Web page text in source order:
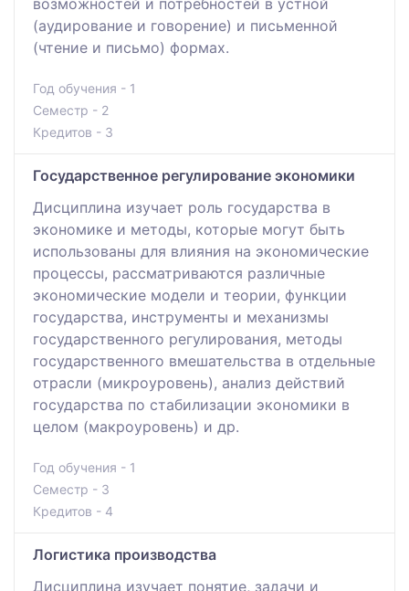
(аудирование и говорение) и письменной
(чтение и письмо) формах.
Год обучения - 1
Семестр - 2
Кредитов - 3
Государственное регулирование экономики
Дисциплина изучает роль государства в
экономике и методы, которые могут быть
использованы для влияния на экономические
процессы, рассматриваются различные
экономические модели и теории, функции
государства, инструменты и механизмы
государственного регулирования, методы
государственного вмешательства в отдельные
отрасли (микроуровень), анализ действий
государства по стабилизации экономики в
целом (макроуровень) и др.
Год обучения - 1
Семестр - 3
Кредитов - 4
Логистика производства
Дисциплина изучает понятие, задачи и